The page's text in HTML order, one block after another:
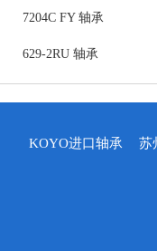
7204C FY 轴承
629-2RU 轴承
KOYO进口轴承 苏